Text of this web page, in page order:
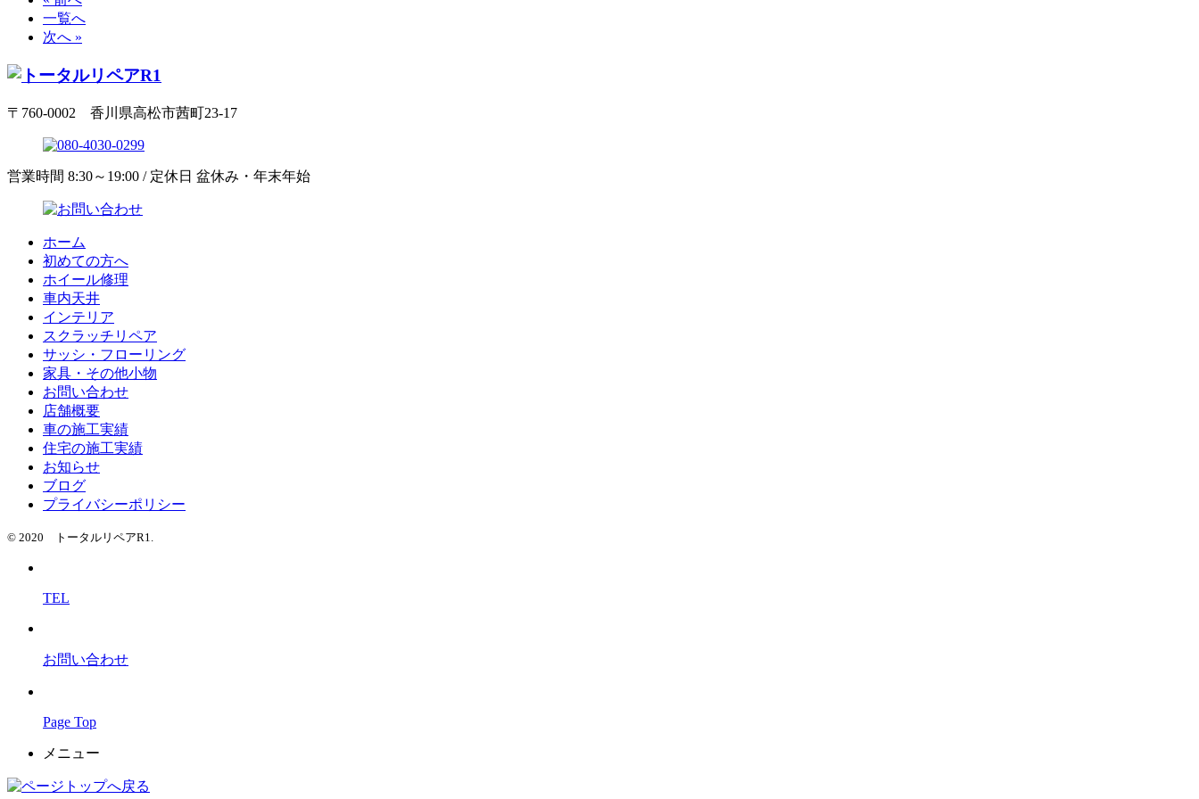
一覧へ
次へ »
〒760-0002 香川県高松市茜町23-17
営業時間 8:30～19:00 / 定休日 盆休み・年末年始
ホーム
初めての方へ
ホイール修理
車内天井
インテリア
スクラッチリペア
サッシ・フローリング
家具・その他小物
お問い合わせ
店舗概要
車の施工実績
住宅の施工実績
お知らせ
ブログ
プライバシーポリシー
© 2020 トータルリペアR1.
TEL
お問い合わせ
Page Top
メニュー